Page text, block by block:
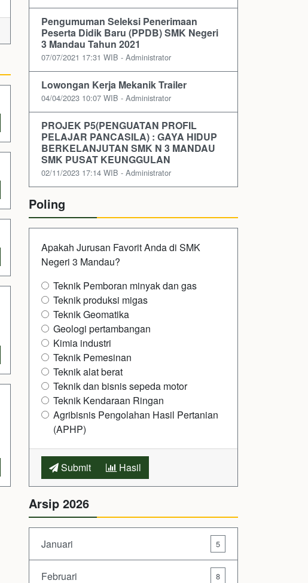
Pengumuman Seleksi Penerimaan
Peserta Didik Baru (PPDB) SMK Negeri
3 Mandau Tahun 2021
07/07/2021 17:31 WIB - Administrator
Lowongan Kerja Mekanik Trailer
04/04/2023 10:07 WIB - Administrator
PROJEK P5(PENGUATAN PROFIL
PELAJAR PANCASILA) : GAYA HIDUP
BERKELANJUTAN SMK N 3 MANDAU
SMK PUSAT KEUNGGULAN
02/11/2023 17:14 WIB - Administrator
Poling
Apakah Jurusan Favorit Anda di SMK
Negeri 3 Mandau?
Teknik Pemboran minyak dan gas
Teknik produksi migas
Teknik Geomatika
Geologi pertambangan
Kimia industri
Teknik Pemesinan
Teknik alat berat
Teknik dan bisnis sepeda motor
Teknik Kendaraan Ringan
Agribisnis Pengolahan Hasil Pertanian
(APHP)
Submit Hasil
Arsip 2026
Januari 5
Februari 8